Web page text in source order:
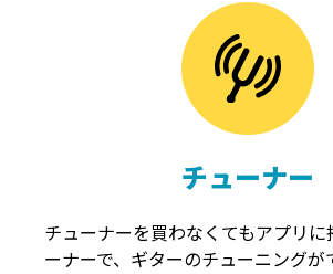
チューナー
チューナーを買わなくてもアプリに
ーナーで、ギターのチューニングが